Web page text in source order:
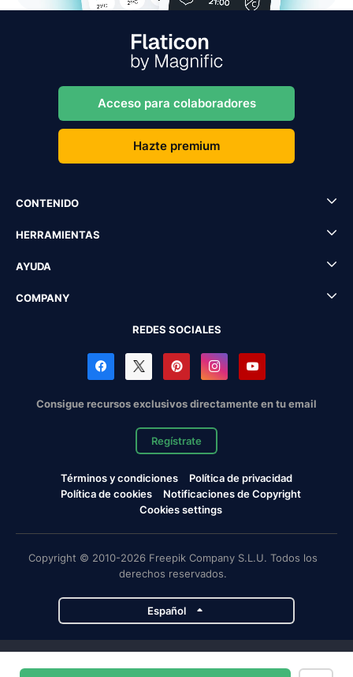
Acceso para colaboradores
Hazte premium
CONTENIDO
HERRAMIENTAS
AYUDA
COMPANY
REDES SOCIALES
Consigue recursos exclusivos directamente en tu email
Regístrate
Términos y condiciones
Política de privacidad
Política de cookies
Notificaciones de Copyright
Cookies settings
Copyright © 2010-2026 Freepik Company S.L.U. Todos los
derechos reservados.
Español